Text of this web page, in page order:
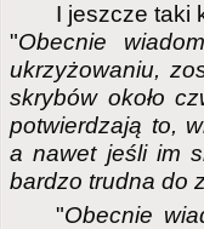
I jeszcze taki
"Obecnie
ukrzyżowaniu,
skrybów około
potwierdzają to,
a nawet jeśli im
bardzo trudna do
"Obecnie